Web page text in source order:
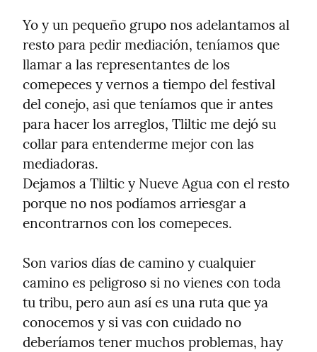
Yo y un pequeño grupo nos adelantamos al
resto para pedir mediación, teníamos que
llamar a las representantes de los
comepeces y vernos a tiempo del festival
del conejo, asi que teníamos que ir antes
para hacer los arreglos, Tliltic me dejó su
collar para entenderme mejor con las
mediadoras.
Dejamos a Tliltic y Nueve Agua con el resto
porque no nos podíamos arriesgar a
encontrarnos con los comepeces.
Son varios días de camino y cualquier
camino es peligroso si no vienes con toda
tu tribu, pero aun así es una ruta que ya
conocemos y si vas con cuidado no
deberíamos tener muchos problemas, hay